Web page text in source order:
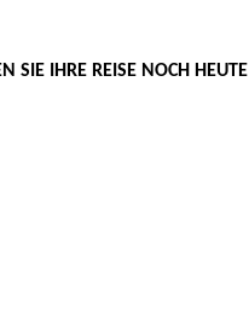
SIE IHRE REISE NOCH HEUTE